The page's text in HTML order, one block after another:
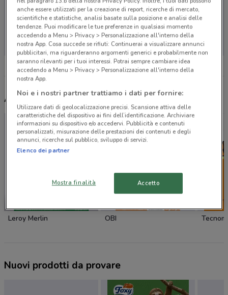
Non ci sono negozi nelle vicinanze
Altri volantini nelle vicinanze
Leroy Merlin OBI
Nuovi prodotti da provare
anche essere utilizzati per la creazione di report, ricerche di mercato,
scientifiche e statistiche, analisi basate sulla posizione e analisi delle
tendenze. Puoi modificare le tue preferenze in qualsiasi momento
accedendo a Menu > Privacy > Personalizzazione all'interno della
nostra App. Cosa succede se rifiuti: Continuerai a visualizzare annunci
pubblicitari, ma riguarderanno argomenti generici e probabilmente non
saranno rilevanti per i tuoi interessi. Potrai sempre cambiare idea
accedendo a Menu > Privacy > Personalizzazione all'interno della
nostra App.
Noi e i nostri partner trattiamo i dati per fornire:
Utilizzare dati di geolocalizzazione precisi. Scansione attiva delle
caratteristiche del dispositivo ai fini dell’identificazione. Archiviare
informazioni su dispositivo e/o accedervi. Pubblicità e contenuti
personalizzati, misurazione delle prestazioni dei contenuti e degli
annunci, ricerche sul pubblico, sviluppo di servizi.
Elenco dei partner
Mostra finalità Accetto